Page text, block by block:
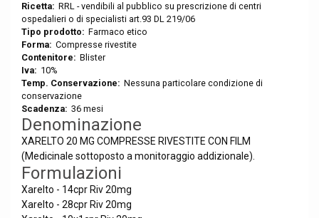
Ricetta: RRL - vendibili al pubblico su prescrizione di centri
ospedalieri o di specialisti art.93 DL 219/06
Tipo prodotto: Farmaco etico
Forma: Compresse rivestite
Contenitore: Blister
Iva: 10%
Temp. Conservazione: Nessuna particolare condizione di
conservazione
Scadenza: 36 mesi
Denominazione
XARELTO 20 MG COMPRESSE RIVESTITE CON FILM
(Medicinale sottoposto a monitoraggio addizionale).
Formulazioni
Xarelto - 14cpr Riv 20mg
Xarelto - 28cpr Riv 20mg